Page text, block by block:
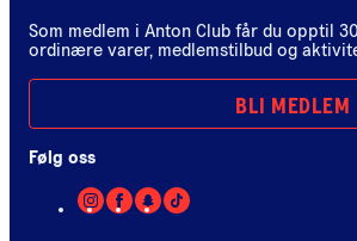
Som medlem i Anton Club får du opptil
ordinære varer, medlemstilbud og
BLI MEDLEM
Følg oss